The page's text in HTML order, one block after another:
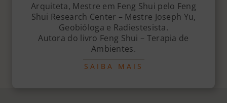
Arquiteta, Mestre em Feng Shui pelo Feng
Shui Research Center – Mestre Joseph Yu,
Geobióloga e Radiestesista.
Autora do livro Feng Shui – Terapia de
Ambientes.
SAIBA MAIS